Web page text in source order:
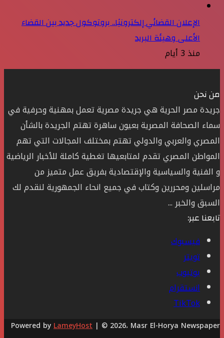
الإعلان القضائي إلكترونيًا.. بروتوكول جديد بين القضاء
الأعلى وهيئة البريد
منذ 3 أيام
من نحن
جريدة مصر الحرية هي جريدة مصرية تعمل بمهنية وحرفية في
سماء الصحافة المصرية بعيون ساهرة تهتم الجريدة بالشأن
المصري والعربي والدولي تهتم بمختلف المجالات التي تهم
المواطن المصري تقدم لمتابعيها تغطية كاملة للأخبار الرياضية
و الفنية والسياسية والإقتصادية بفريق عمل متميز من
مراسلين ومحررين وكتاب في جميع انحاء الجمهورية لنقدم لك
السبق والخبر ...
تابعنا عبر:
فيسبوك
تويتر
يوتيوب
انستقرام
‫TikTok
Powered byLameyHost | © 2026، Masr El-Horya Newspaper